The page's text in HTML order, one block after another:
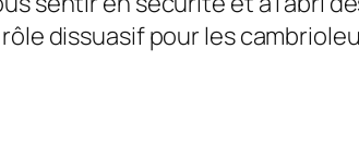
dissuasif pour les